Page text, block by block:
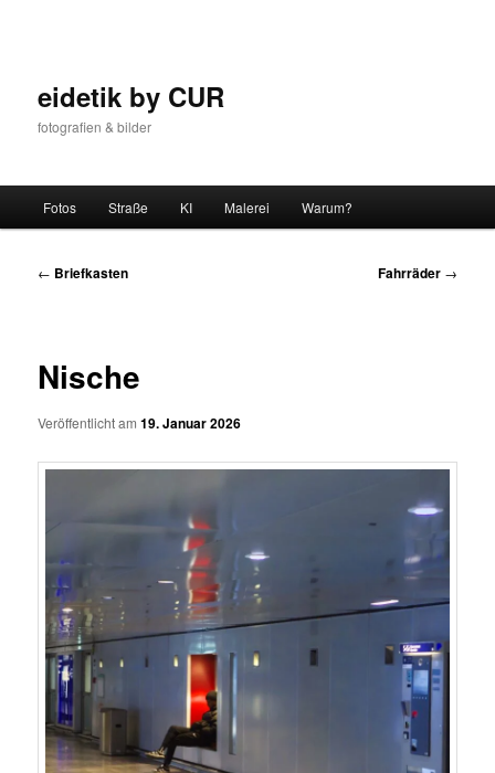
eidetik by CUR
fotografien & bilder
Fotos Straße KI Malerei Warum?
Beitrags-
← Briefkasten Fahrräder →
Nische
Veröffentlicht am19. Januar 2026